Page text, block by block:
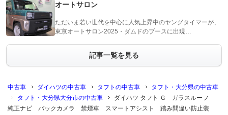
オートサロン
ただいま若い世代を中心に人気上昇中のヤングタイマーが、
東京オートサロン2025・ダムドのブースに出現…
記事一覧を見る
中古車 ダイハツの中古車 タフトの中古車
タフト・大分県の中古車
タフト・大分県大分市の中古車
ダイハツ タフト Ｇ ガラスルーフ
純正ナビ バックカメラ 禁煙車 スマートアシスト 踏み間違い防止装